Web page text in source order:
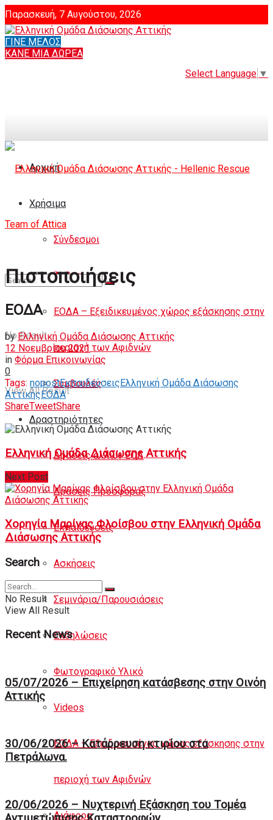
Παρασκευή, 7 Αυγούστου, 2026
Login
Select Language ▼
ΓΙΝΕ ΜΕΛΟΣ
ΚΑΝΕ ΜΙΑ ΔΩΡΕΑ
Αρχική
Χρήσιμα
Σύνδεσμοι
Άρθρα
ΕΟΔΑ – Εξειδικευμένος χώρος εξάσκησης στην
περιοχή των Αφιδνών
Συμβουλές
Δραστηριότητες
Δράσεις άλλων ΕΟΔ
Δράσεις Προσφοράς
Εκπαιδεύσεις
Ασκήσεις
Σεμινάρια/Παρουσιάσεις
Εκδηλώσεις
Φωτογραφικό Υλικό
Videos
ΕΟΔΑ – Εξειδικευμένος χώρος εξάσκησης στην
περιοχή των Αφιδνών
Διάφορα
No Result
View All Result
Πιστοποιήσεις
ΕΟΔΑ
by Ελληνική Ομάδα Διάσωσης Αττικής
12 Νοεμβρίου 2021
in Φόρμα Επικοινωνίας
0
Tags: nopostΕκπαιδεύσειςΕλληνική Ομάδα Διάσωσης
ΑττικήςΕΟΔΑ
ShareTweetShare
Ελληνική Ομάδα Διάσωσης Αττικής
Next Post
Χορηγία Μαρίνας Φλοίσβου στην Ελληνική Ομάδα
Διάσωσης Αττικής
Search
No Result
View All Result
Recent News
05/07/2026 – Επιχείρηση κατάσβεσης στην Οινόη
Αττικής
30/06/2026 – Κατάρρευση κτιρίου στα
Πετράλωνα.
20/06/2026 – Νυχτερινή Eξάσκηση του Tομέα